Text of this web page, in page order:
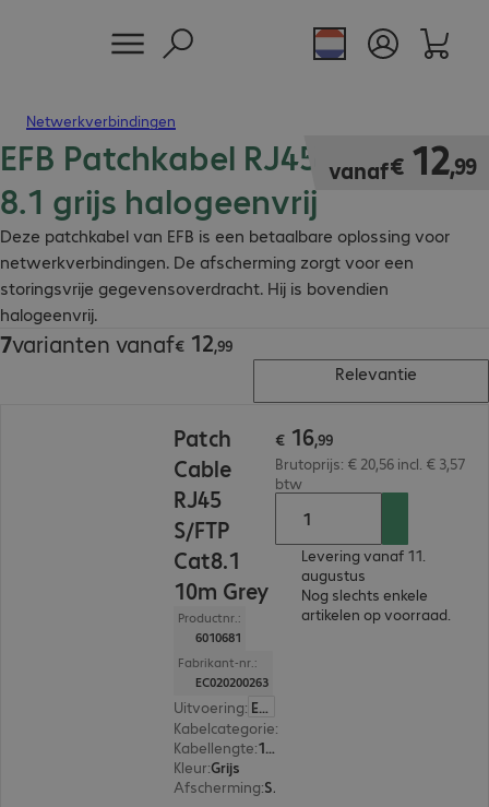
Netwerkverbindingen
EFB Patchkabel RJ45 S/FTP cat.
8.1 grijs halogeenvrij
Deze patchkabel van EFB is een betaalbare oplossing voor
netwerkverbindingen. De afscherming zorgt voor een
storingsvrije gegevensoverdracht. Hij is bovendien
halogeenvrij.
vanaf€ 12,99
€ 12,99
7varianten vanaf€ 12,99
€ 12,99
Relevantie
Patch
Cable
RJ45
S/FTP
Cat8.1
10m Grey
Productnr.:
6010681
Fabrikant-nr.:
EC020200263
Uitvoering: Europa
Kabelcategorie:
Kabellengte: 10 m
Kleur:Grijs
Afscherming: S/FTP (PIMF)
€ 16,99
Brutoprijs: € 20,56 incl. € 3,57
btw
Levering vanaf 11.
augustus
Nog slechts enkele
artikelen op voorraad.